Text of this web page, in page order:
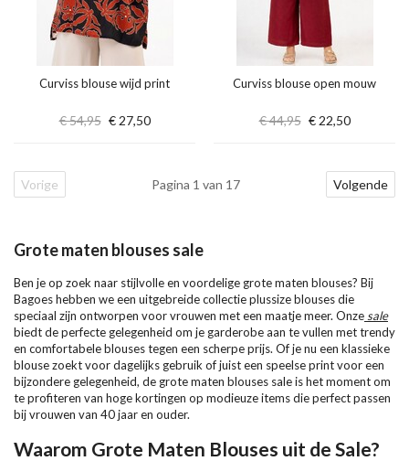
Curviss blouse wijd print
€ 54,95 € 27,50
Curviss blouse open mouw
€ 44,95 € 22,50
Vorige Pagina 1 van 17 Volgende
Grote maten blouses sale
Ben je op zoek naar stijlvolle en voordelige grote maten blouses? Bij
Bagoes hebben we een uitgebreide collectie plussize blouses die
speciaal zijn ontworpen voor vrouwen met een maatje meer. Onze sale
biedt de perfecte gelegenheid om je garderobe aan te vullen met trendy
en comfortabele blouses tegen een scherpe prijs. Of je nu een klassieke
blouse zoekt voor dagelijks gebruik of juist een speelse print voor een
bijzondere gelegenheid, de grote maten blouses sale is het moment om
te profiteren van hoge kortingen op modieuze items die perfect passen
bij vrouwen van 40 jaar en ouder.
Waarom Grote Maten Blouses uit de Sale?